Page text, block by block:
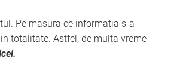
Pe masura ce informatia s-a
totalitate. Astfel, de multa vreme